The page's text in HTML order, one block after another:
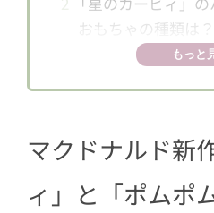
おもちゃの種類は？
全8種類のぬい
3「ポムポムプリン」
3.1ゲームや小物
もっと
マクドナルド新
ィ」と「ポムポ